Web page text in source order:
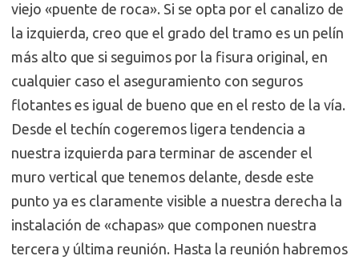
viejo «puente de roca». Si se opta por el canalizo de
la izquierda, creo que el grado del tramo es un pelín
más alto que si seguimos por la fisura original, en
cualquier caso el aseguramiento con seguros
flotantes es igual de bueno que en el resto de la vía.
Desde el techín cogeremos ligera tendencia a
nuestra izquierda para terminar de ascender el
muro vertical que tenemos delante, desde este
punto ya es claramente visible a nuestra derecha la
instalación de «chapas» que componen nuestra
tercera y última reunión. Hasta la reunión habremos